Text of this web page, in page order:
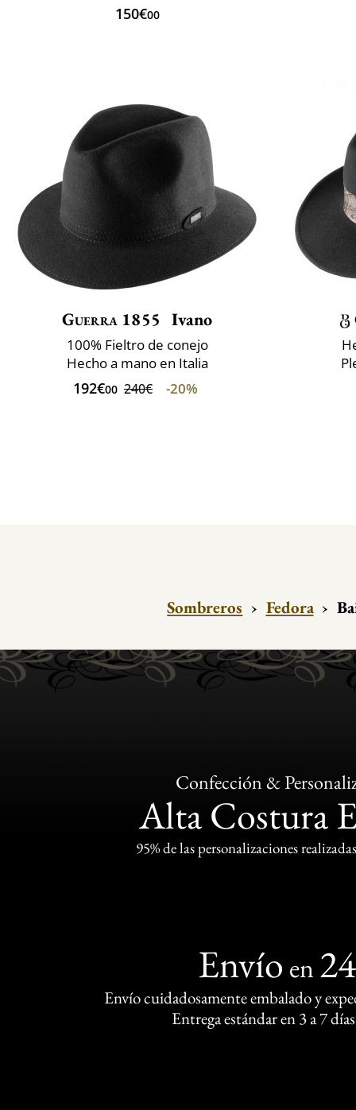
150€00
Guerra 1855 Ivano
100% Fieltro de conejo
Hecho a mano en Italia
192€00 240€ -20%
Sombreros › Fedora ›
Confección &
Alta Costura
95% de las personalizaciones
Envío en
Envío cuidadosamente embalado y
Entrega estándar en 3 a 7